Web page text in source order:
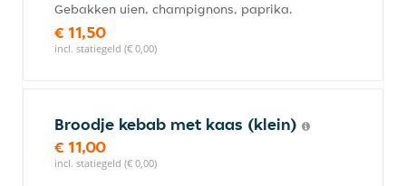
Gebakken uien, champignons, paprika.
€ 11,50
incl. statiegeld (€ 0,00)
Broodje kebab met kaas (klein)
€ 11,00
incl. statiegeld (€ 0,00)